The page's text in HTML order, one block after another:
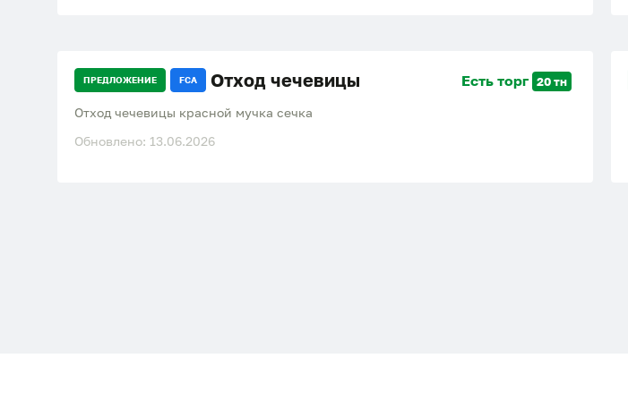
ПРЕДЛОЖЕНИЕ FCA Отход чечевицы Есть торг 20 тн
Отход чечевицы красной мучка сечка
Обновлено: 13.06.2026